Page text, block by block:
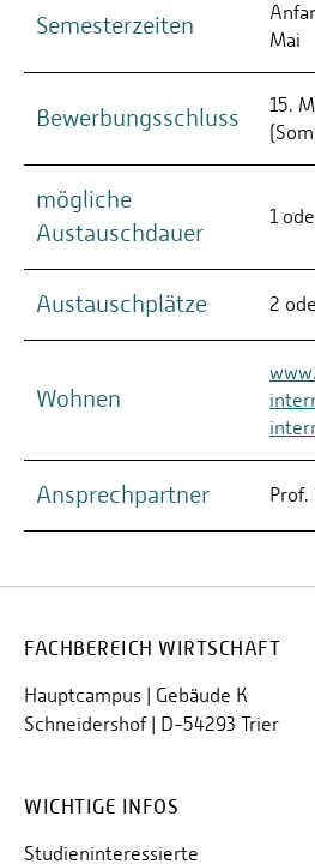
Semesterzeiten
Mai
Bewerbungsschluss
15.
mögliche
Austauschdauer
1
Austauschplätze 2
Wohnen
Ansprechpartner
FACHBEREICH WIRTSCHAFT
Hauptcampus | Gebäude K
Schneidershof | D-54293 Trier
WICHTIGE INFOS
Studieninteressierte